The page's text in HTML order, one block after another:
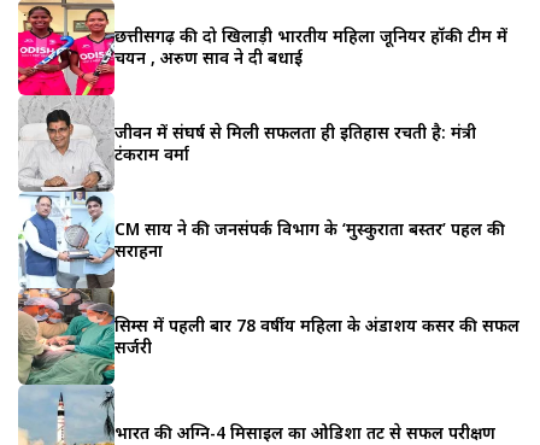
छत्तीसगढ़ की दो खिलाड़ी भारतीय महिला जूनियर हॉकी टीम में
चयन , अरुण साव ने दी बधाई
जीवन में संघर्ष से मिली सफलता ही इतिहास रचती है: मंत्री
टंकराम वर्मा
CM साय ने की जनसंपर्क विभाग के ‘मुस्कुराता बस्तर’ पहल की
सराहना
सिम्स में पहली बार 78 वर्षीय महिला के अंडाशय कैंसर की सफल
सर्जरी
भारत की अग्नि-4 मिसाइल का ओडिशा तट से सफल परीक्षण